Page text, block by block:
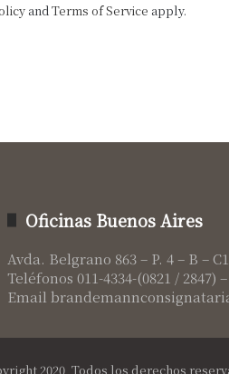
and Terms of Service apply.
Oficinas Buenos Aires
Avda. Belgrano 863 – P. 4 – B –
Teléfonos 011-4334-(0821 / 2847) –
Email
2020, Todos los derechos